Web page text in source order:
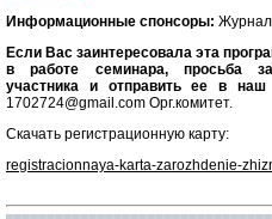
Информационные спонсоры:
Если Вас заинтересовала эта
в работе семинара, просьба
участника и отправить ее в наш
1702724@gmail.com Орг.комитет.
Скачать регистрационную карту:
registracionnaya-karta-zarozhdenie-